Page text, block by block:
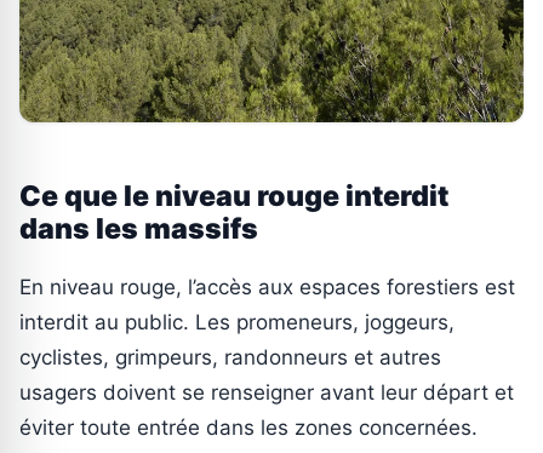
Ce que le niveau rouge interdit
dans les massifs
En niveau rouge, l’accès aux espaces forestiers est
interdit au public. Les promeneurs, joggeurs,
cyclistes, grimpeurs, randonneurs et autres
usagers doivent se renseigner avant leur départ et
éviter toute entrée dans les zones concernées.